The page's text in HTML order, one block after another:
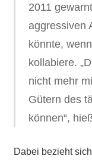
2011
aggressiven
könnte,
kollabiere.
nicht mehr
Gütern des
können“,
Dabei bezieht